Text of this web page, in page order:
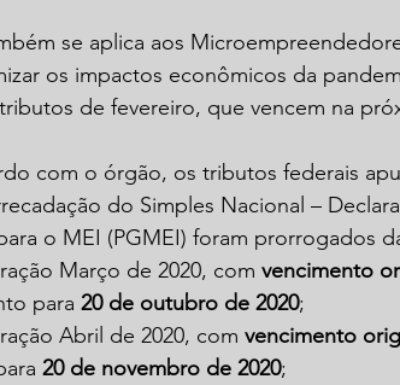
se aplica aos
os impactos econômicos da
de fevereiro, que vencem na
com o órgão, os tributos federais
do Simples Nacional –
o MEI (PGMEI) foram prorrogados
Março de 2020, com vencimento
para 20 de outubro de 2020;
Abril de 2020, com vencimento
20 de novembro de 2020;